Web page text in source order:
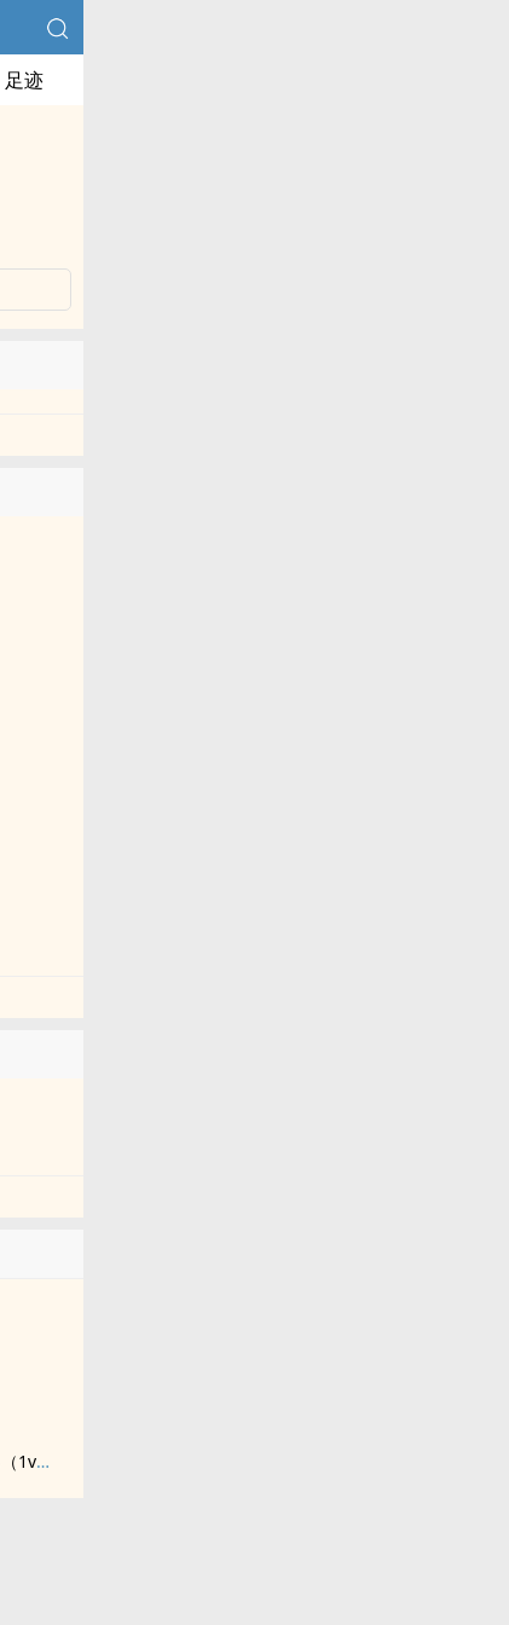
足迹
她决定宴请年少时的自己（1v1H）